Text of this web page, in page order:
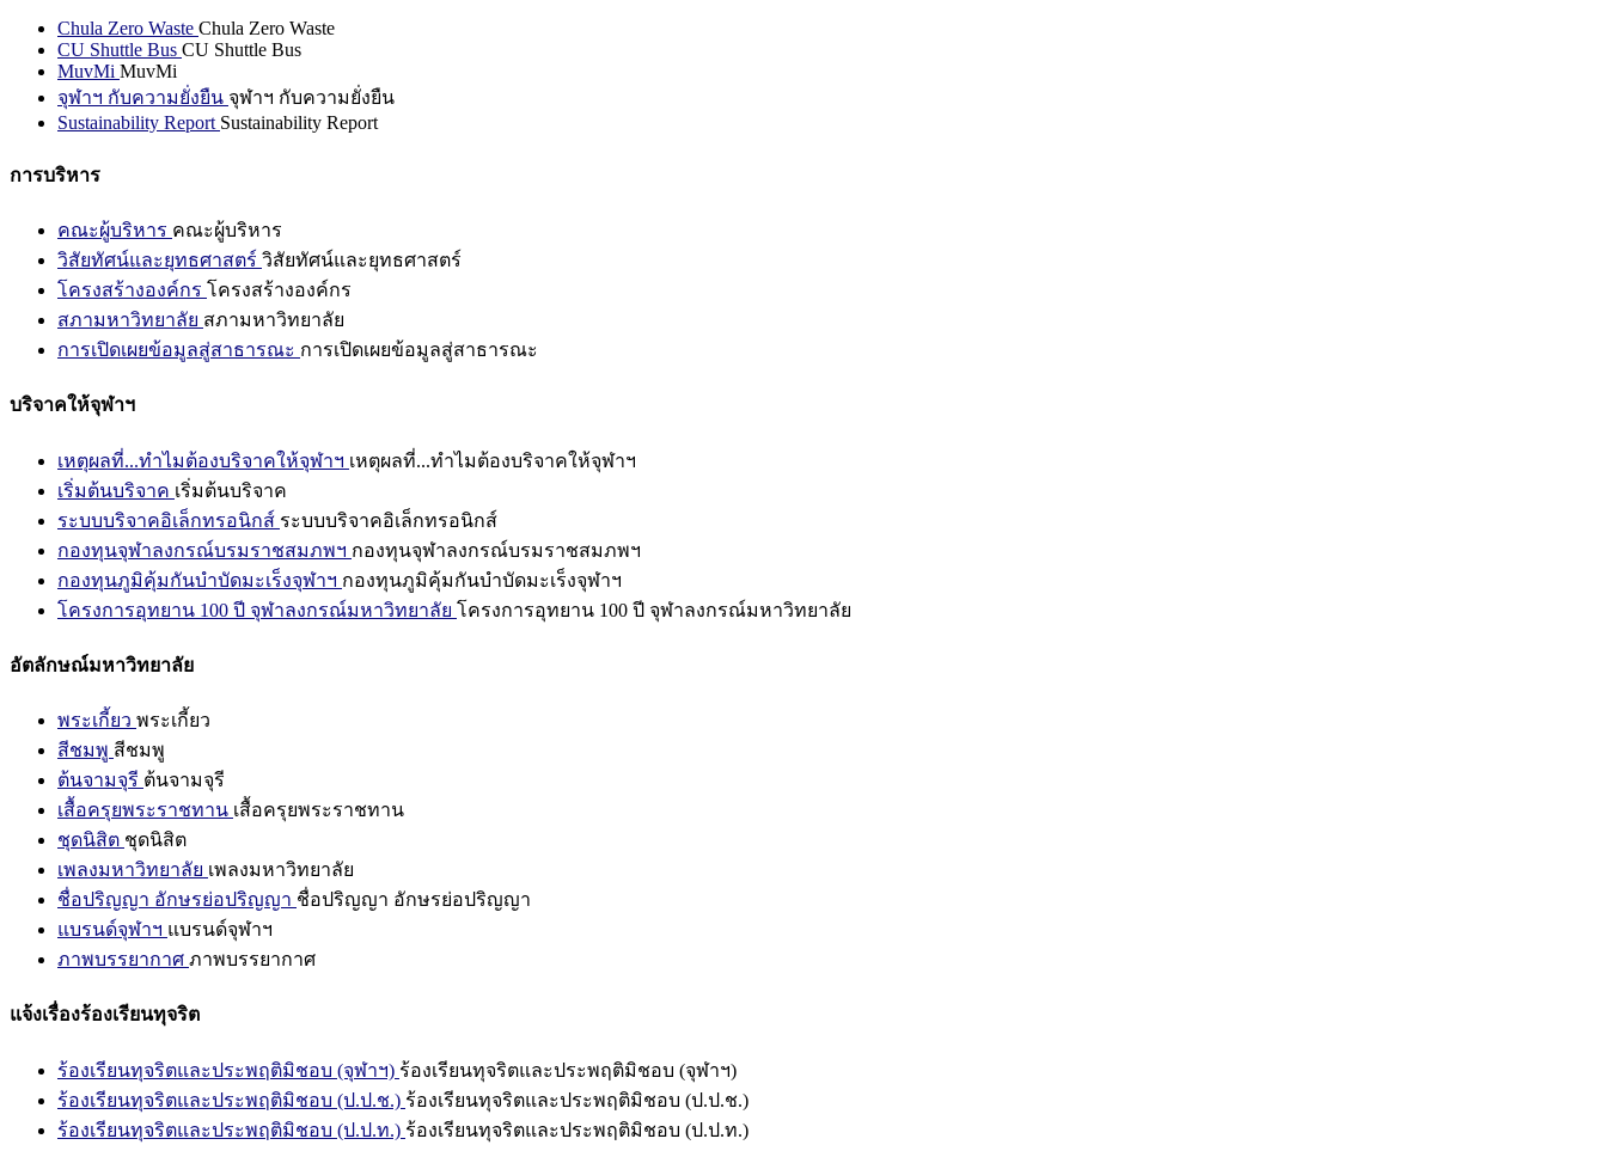
Chula Zero Waste Chula Zero Waste
CU Shuttle Bus CU Shuttle Bus
MuvMi MuvMi
จุฬาฯ กับความยั่งยืน จุฬาฯ กับความยั่งยืน
Sustainability Report Sustainability Report
การบริหาร
คณะผู้บริหาร คณะผู้บริหาร
วิสัยทัศน์และยุทธศาสตร์ วิสัยทัศน์และยุทธศาสตร์
โครงสร้างองค์กร โครงสร้างองค์กร
สภามหาวิทยาลัย สภามหาวิทยาลัย
การเปิดเผยข้อมูลสู่สาธารณะ การเปิดเผยข้อมูลสู่สาธารณะ
บริจาคให้จุฬาฯ
เหตุผลที่...ทำไมต้องบริจาคให้จุฬาฯ เหตุผลที่...ทำไมต้องบริจาคให้จุฬาฯ
เริ่มต้นบริจาค เริ่มต้นบริจาค
ระบบบริจาคอิเล็กทรอนิกส์ ระบบบริจาคอิเล็กทรอนิกส์
กองทุนจุฬาลงกรณ์บรมราชสมภพฯ กองทุนจุฬาลงกรณ์บรมราชสมภพฯ
กองทุนภูมิคุ้มกันบำบัดมะเร็งจุฬาฯ กองทุนภูมิคุ้มกันบำบัดมะเร็งจุฬาฯ
โครงการอุทยาน 100 ปี จุฬาลงกรณ์มหาวิทยาลัย โครงการอุทยาน 100 ปี จุฬาลงกรณ์มหาวิทยาลัย
อัตลักษณ์มหาวิทยาลัย
พระเกี้ยว พระเกี้ยว
สีชมพู สีชมพู
ต้นจามจุรี ต้นจามจุรี
เสื้อครุยพระราชทาน เสื้อครุยพระราชทาน
ชุดนิสิต ชุดนิสิต
เพลงมหาวิทยาลัย เพลงมหาวิทยาลัย
ชื่อปริญญา อักษรย่อปริญญา ชื่อปริญญา อักษรย่อปริญญา
แบรนด์จุฬาฯ แบรนด์จุฬาฯ
ภาพบรรยากาศ ภาพบรรยากาศ
แจ้งเรื่องร้องเรียนทุจริต
ร้องเรียนทุจริตและประพฤติมิชอบ (จุฬาฯ) ร้องเรียนทุจริตและประพฤติมิชอบ (จุฬาฯ)
ร้องเรียนทุจริตและประพฤติมิชอบ (ป.ป.ช.) ร้องเรียนทุจริตและประพฤติมิชอบ (ป.ป.ช.)
ร้องเรียนทุจริตและประพฤติมิชอบ (ป.ป.ท.) ร้องเรียนทุจริตและประพฤติมิชอบ (ป.ป.ท.)